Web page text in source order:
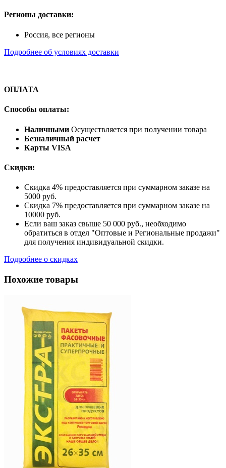
Регионы доставки:
Россия, все регионы
Подробнее об условиях доставки
ОПЛАТА
Способы оплаты:
Наличными Осуществляется при получении товара
Безналичный расчет
Карты VISA
Скидки:
Скидка 4% предоставляется при суммарном заказе на
5000 руб.
Скидка 7% предоставляется при суммарном заказе на
10000 руб.
Если ваш заказ свыше 50 000 руб., необходимо
обратиться в отдел "Оптовые и Региональные продажи"
для получения индивидуальной скидки.
Подробнее о скидках
Похожие товары